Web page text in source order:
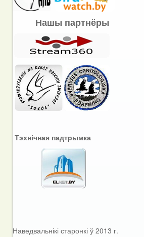
Нашы партнёры
Тэхнічная падтрымка
Наведвальнікі старонкі ў 2013 г.